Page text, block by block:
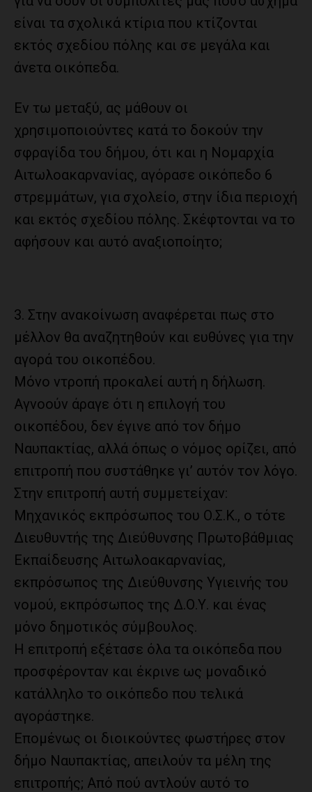
είναι τα σχολικά κτίρια που κτίζονται
εκτός σχεδίου πόλης και σε μεγάλα και
άνετα οικόπεδα.
Εν τω μεταξύ, ας μάθουν οι
χρησιμοποιούντες κατά το δοκούν την
σφραγίδα του δήμου, ότι και η Νομαρχία
Αιτωλοακαρνανίας, αγόρασε οικόπεδο 6
στρεμμάτων, για σχολείο, στην ίδια περιοχή
και εκτός σχεδίου πόλης. Σκέφτονται να το
αφήσουν και αυτό αναξιοποίητο;
3. Στην ανακοίνωση αναφέρεται πως στο
μέλλον θα αναζητηθούν και ευθύνες για την
αγορά του οικοπέδου.
Μόνο ντροπή προκαλεί αυτή η δήλωση.
Αγνοούν άραγε ότι η επιλογή του
οικοπέδου, δεν έγινε από τον δήμο
Ναυπακτίας, αλλά όπως ο νόμος ορίζει, από
επιτροπή που συστάθηκε γι’ αυτόν τον λόγο.
Στην επιτροπή αυτή συμμετείχαν:
Μηχανικός εκπρόσωπος του Ο.Σ.Κ., ο τότε
Διευθυντής της Διεύθυνσης Πρωτοβάθμιας
Εκπαίδευσης Αιτωλοακαρνανίας,
εκπρόσωπος της Διεύθυνσης Υγιεινής του
νομού, εκπρόσωπος της Δ.Ο.Υ. και ένας
μόνο δημοτικός σύμβουλος.
Η επιτροπή εξέτασε όλα τα οικόπεδα που
προσφέρονταν και έκρινε ως μοναδικό
κατάλληλο το οικόπεδο που τελικά
αγοράστηκε.
Επομένως οι διοικούντες φωστήρες στον
δήμο Ναυπακτίας, απειλούν τα μέλη της
επιτροπής; Από πού αντλούν αυτό το